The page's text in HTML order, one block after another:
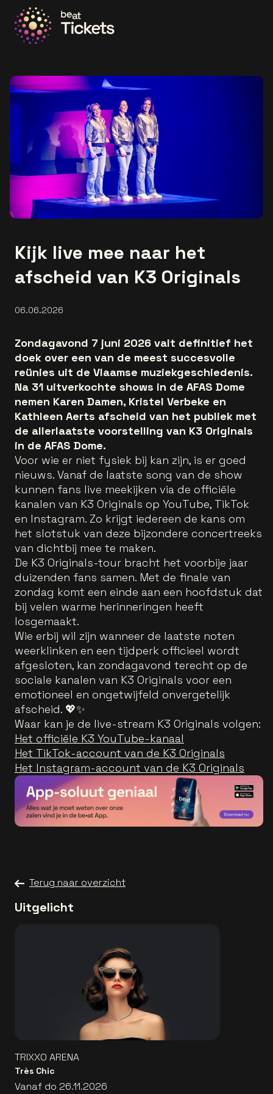
Kijk live mee naar het
afscheid van K3 Originals
06.06.2026
Zondagavond 7 juni 2026 valt definitief het
doek over een van de meest succesvolle
reünies uit de Vlaamse muziekgeschiedenis.
Na 31 uitverkochte shows in de AFAS Dome
nemen Karen Damen, Kristel Verbeke en
Kathleen Aerts afscheid van het publiek met
de allerlaatste voorstelling van K3 Originals
in de AFAS Dome.
Voor wie er niet fysiek bij kan zijn, is er goed
nieuws. Vanaf de laatste song van de show
kunnen fans live meekijken via de officiële
kanalen van K3 Originals op YouTube, TikTok
en Instagram. Zo krijgt iedereen de kans om
het slotstuk van deze bijzondere concertreeks
van dichtbij mee te maken.
De K3 Originals-tour bracht het voorbije jaar
duizenden fans samen. Met de finale van
zondag komt een einde aan een hoofdstuk dat
bij velen warme herinneringen heeft
losgemaakt.
Wie erbij wil zijn wanneer de laatste noten
weerklinken en een tijdperk officieel wordt
afgesloten, kan zondagavond terecht op de
sociale kanalen van K3 Originals voor een
emotioneel en ongetwijfeld onvergetelijk
afscheid. 💖✨
Waar kan je de live-stream K3 Originals volgen:
Het officiële K3 YouTube-kanaal
Het TikTok-account van de K3 Originals
Het Instagram-account van de K3 Originals
Terug naar overzicht
Uitgelicht
TRIXXO ARENA
Très Chic
Vanaf do 26.11.2026